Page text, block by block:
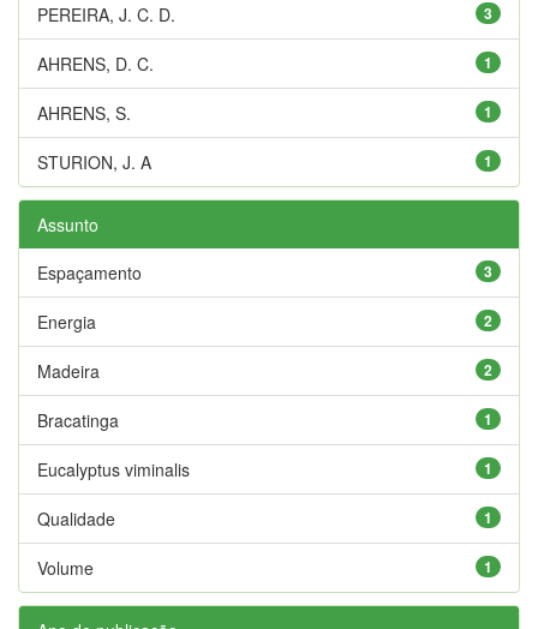
3
PEREIRA, J. C. D.
1
AHRENS, D. C.
1
AHRENS, S.
1
STURION, J. A
Assunto
3
Espaçamento
2
Energia
2
Madeira
1
Bracatinga
1
Eucalyptus viminalis
1
Qualidade
1
Volume